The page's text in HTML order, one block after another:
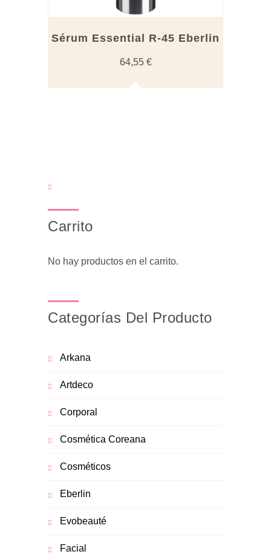
Sérum Essential R-45 Eberlin
64,55 €
Carrito
No hay productos en el carrito.
Categorías Del Producto
Arkana
Artdeco
Corporal
Cosmética Coreana
Cosméticos
Eberlin
Evobeauté
Facial